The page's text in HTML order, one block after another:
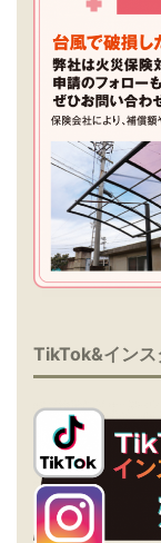
TikTok&インス